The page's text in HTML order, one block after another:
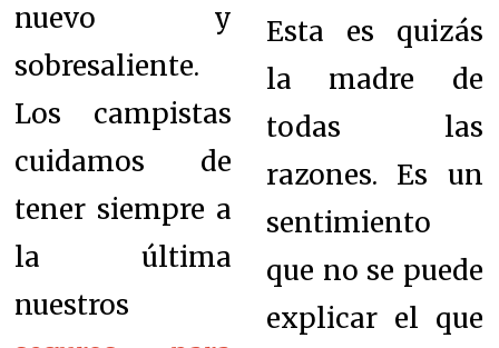
nuevo y
sobresaliente.
Los campistas
cuidamos de
tener siempre a
la última
nuestros
Esta es quizás
la madre de
todas las
razones. Es un
sentimiento
que no se puede
explicar el que